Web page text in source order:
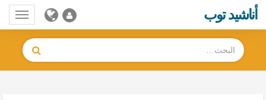
أناشيد توب